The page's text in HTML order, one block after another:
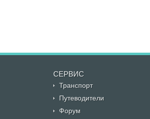
CЕРВИС
Транспорт
Путеводители
Форум